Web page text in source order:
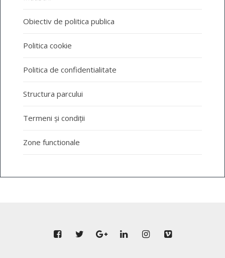
Obiectiv de politica publica
Politica cookie
Politica de confidentialitate
Structura parcului
Termeni și condiții
Zone functionale